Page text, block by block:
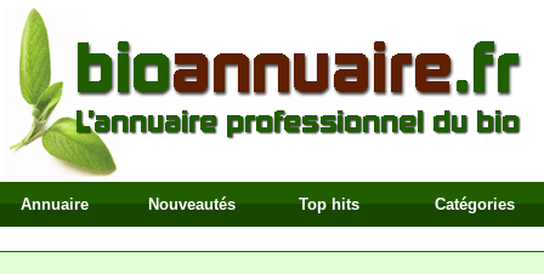
Annuaire Nouveautés Top hits Catégories